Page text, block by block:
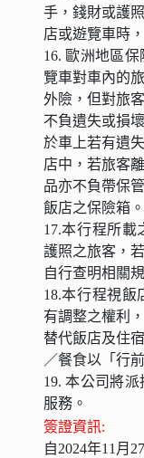
手，錢財或護
店或遊覽車時
16. 歐洲地區
覽車對車內的
外險，但對旅
不負遺失或損
於車上若有遺
店中，若旅客
品亦不負帶保
飯店之保險箱。
17.本行程所載
護照之旅客，
自行查明相關
18.本行程視飯
有調整之權利
替代飯店及住
／餐食以「行
19. 本公司將
服務。
簽證資訊:
自2024年11月